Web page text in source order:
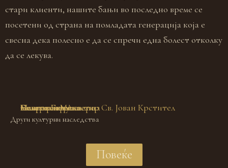
стари клиенти, нашите бањи во последно време се
посетени од страна на помладата генерација која е
свесна дека полесно е да се спречи една болест отколку
да се лекува.
Други културни наследства
Селото Гари
Мавровското езеро
Пештерата Алилица
Маврово и река
Бигорски Манастир Св. Јован Крстител
Елен скок
Селото Битуше
Повеќе